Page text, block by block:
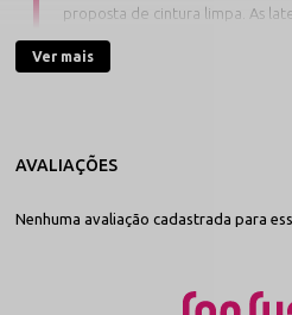
proposta de cintura limpa. As
pressionar, enquanto a frente e
indispensável para produções
lingeries por cores
Ver mais
Nenhuma avaliação cadastrada para